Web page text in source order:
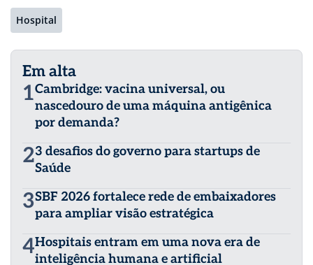
Hospital
Em alta
1Cambridge: vacina universal, ou
nascedouro de uma máquina antigênica
por demanda?
23 desafios do governo para startups de
Saúde
3SBF 2026 fortalece rede de embaixadores
para ampliar visão estratégica
4Hospitais entram em uma nova era de
inteligência humana e artificial